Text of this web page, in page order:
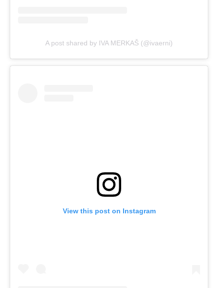
A post shared by IVA MERKAŠ (@ivaerni)
View this post on Instagram